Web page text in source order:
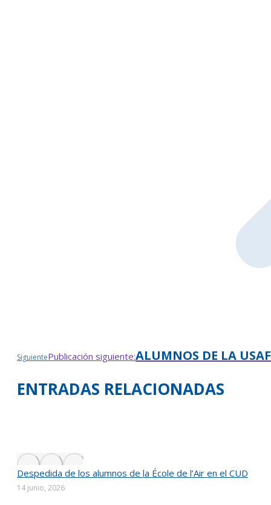
SiguientePublicación siguiente:ALUMNOS DE LA
ENTRADAS RELACIONADAS
Despedida de los alumnos de la École de l’Air en el CUD
14 junio, 2026